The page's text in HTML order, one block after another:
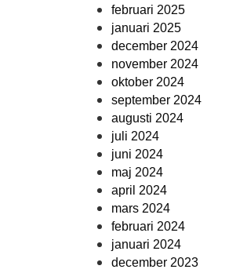
februari 2025
januari 2025
december 2024
november 2024
oktober 2024
september 2024
augusti 2024
juli 2024
juni 2024
maj 2024
april 2024
mars 2024
februari 2024
januari 2024
december 2023